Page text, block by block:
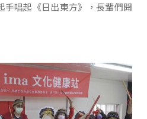
手唱起《日出東方》，長輩們開